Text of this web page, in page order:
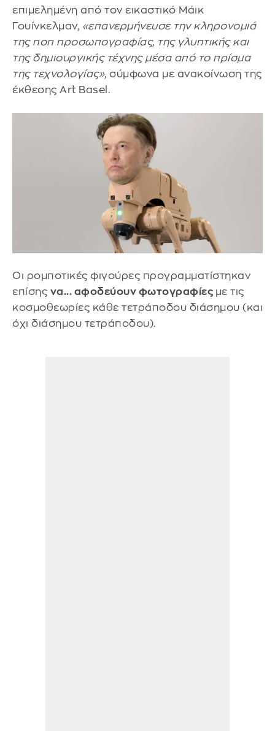
επιμελημένη από τον εικαστικό Μάικ
Γουίνκελμαν, «επανερμήνευσε την κληρονομιά
της ποπ προσωπογραφίας, της γλυπτικής και
της δημιουργικής τέχνης μέσα από το πρίσμα
της τεχνολογίας», σύμφωνα με ανακοίνωση της
έκθεσης Art Basel.
Οι ρομποτικές φιγούρες προγραμματίστηκαν
επίσης να... αφοδεύουν φωτογραφίες με τις
κοσμοθεωρίες κάθε τετράποδου διάσημου (και
όχι διάσημου τετράποδου).